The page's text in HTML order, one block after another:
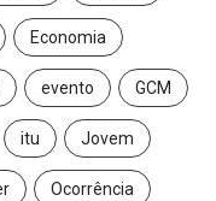
Economia
evento GCM
itu Jovem
Ocorrência